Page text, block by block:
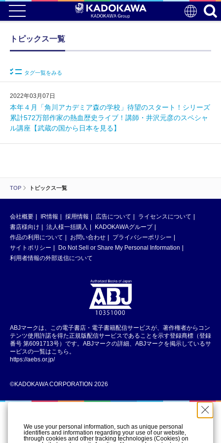
TOP トピックス一覧
トピックス一覧
タグ一覧をみる
2022年03月07日
本年４月「角川アカデミア森の学校」待望のスタート！シリーズ
累計572万部作家の熱血歴史ライブ！講師・井沢元彦のスペシャ
ル講座【武蔵の国から日本を見る】
会社概要 IR情報 採用情報 広告について
ライセンスについて
書店様向け
法人様一括購入
KADOKAWAグループ
作品の利用について
お問い合わせ
プライバシーポリシー
サイトポリシー
Do Not Sell or Share My Personal Information
利用者情報の外部送信について
ABJマークは、この電子書店・電子書籍配信サービスが、著作権者からコン
テンツ使用許諾を得た正規版配信サービスであることを示す登録商標（登録
番号 第6091713号）です。ABJマークの詳細、ABJマークを掲示しているサ
ービスの一覧はこちら。
https://aebs.or.jp/
©KADOKAWA CORPORATION 2026
We use your personal information, such as unique personal
identifiers and information regarding your use of our website,
through cookies and other tracking technologies (Cookies) on